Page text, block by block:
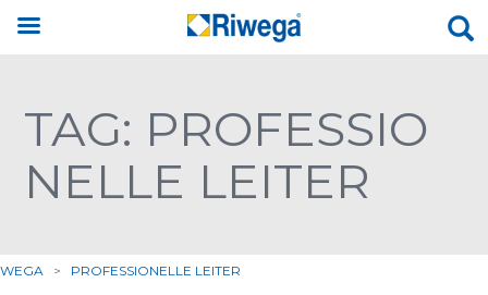
TAG: PROFESSIO
NELLE LEITER
> PROFESSIONELLE LEITER